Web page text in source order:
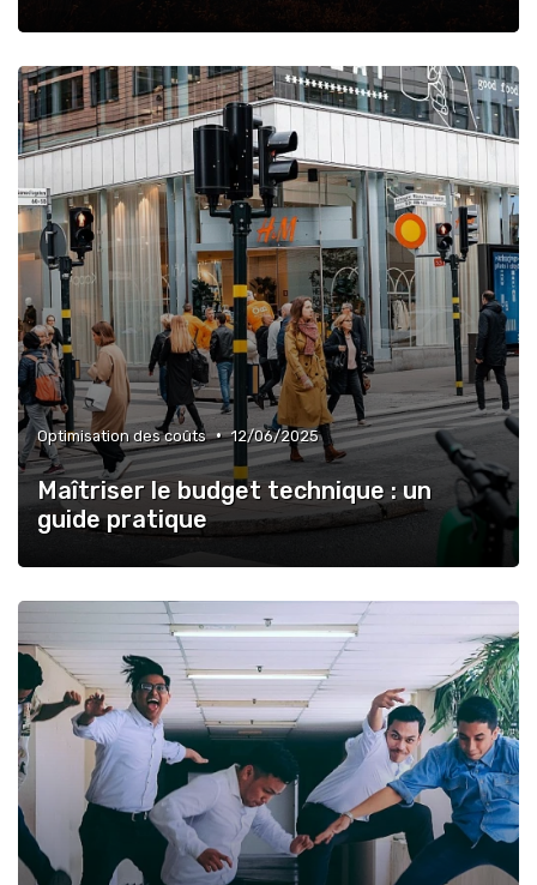
Optimisation des coûts • 12/06/2025
Maîtriser le budget technique : un
guide pratique